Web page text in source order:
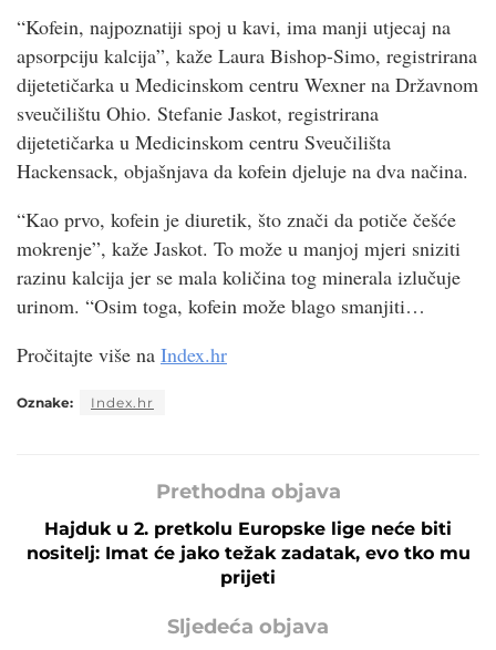
“Kofein, najpoznatiji spoj u kavi, ima manji utjecaj na
apsorpciju kalcija”, kaže Laura Bishop-Simo, registrirana
dijetetičarka u Medicinskom centru Wexner na Državnom
sveučilištu Ohio. Stefanie Jaskot, registrirana
dijetetičarka u Medicinskom centru Sveučilišta
Hackensack, objašnjava da kofein djeluje na dva načina.
“Kao prvo, kofein je diuretik, što znači da potiče češće
mokrenje”, kaže Jaskot. To može u manjoj mjeri sniziti
razinu kalcija jer se mala količina tog minerala izlučuje
urinom. “Osim toga, kofein može blago smanjiti…
Pročitajte više na Index.hr
Oznake: Index.hr
Prethodna objava
Hajduk u 2. pretkolu Europske lige neće biti
nositelj: Imat će jako težak zadatak, evo tko mu
prijeti
Sljedeća objava